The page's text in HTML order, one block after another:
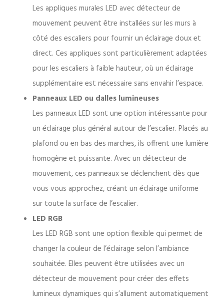
Les appliques murales LED avec détecteur de
mouvement peuvent être installées sur les murs à
côté des escaliers pour fournir un éclairage doux et
direct. Ces appliques sont particulièrement adaptées
pour les escaliers à faible hauteur, où un éclairage
supplémentaire est nécessaire sans envahir l’espace.
Panneaux LED ou dalles lumineuses
Les panneaux LED sont une option intéressante pour
un éclairage plus général autour de l’escalier. Placés au
plafond ou en bas des marches, ils offrent une lumière
homogène et puissante. Avec un détecteur de
mouvement, ces panneaux se déclenchent dès que
vous vous approchez, créant un éclairage uniforme
sur toute la surface de l’escalier.
LED RGB
Les LED RGB sont une option flexible qui permet de
changer la couleur de l’éclairage selon l’ambiance
souhaitée. Elles peuvent être utilisées avec un
détecteur de mouvement pour créer des effets
lumineux dynamiques qui s’allument automatiquement